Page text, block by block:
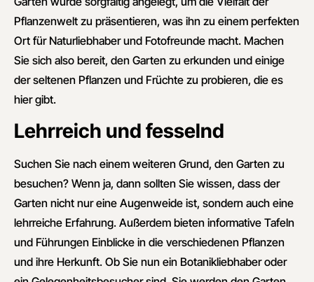
Pflanzenwelt zu präsentieren, was ihn zu einem perfekten
Ort für Naturliebhaber und Fotofreunde macht. Machen
Sie sich also bereit, den Garten zu erkunden und einige
der seltenen Pflanzen und Früchte zu probieren, die es
hier gibt.
Lehrreich und fesselnd
Suchen Sie nach einem weiteren Grund, den Garten zu
besuchen? Wenn ja, dann sollten Sie wissen, dass der
Garten nicht nur eine Augenweide ist, sondern auch eine
lehrreiche Erfahrung. Außerdem bieten informative Tafeln
und Führungen Einblicke in die verschiedenen Pflanzen
und ihre Herkunft. Ob Sie nun ein Botanikliebhaber oder